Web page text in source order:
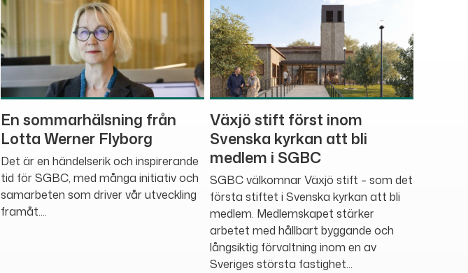
En sommarhälsning från
Lotta Werner Flyborg
Det är en händelserik och inspirerande
tid för SGBC, med många initiativ och
samarbeten som driver vår utveckling
framåt....
Växjö stift först inom
Svenska kyrkan att bli
medlem i SGBC
SGBC välkomnar Växjö stift – som det
första stiftet i Svenska kyrkan att bli
medlem. Medlemskapet stärker
arbetet med hållbart byggande och
långsiktig förvaltning inom en av
Sveriges största fastighet...